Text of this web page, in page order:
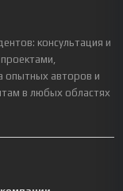
консультация и
опытных авторов и
в любых областях